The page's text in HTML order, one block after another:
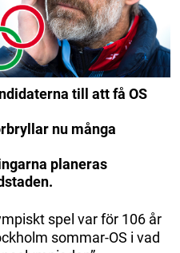
till att få OS
nu många
planeras
spel var för 106 år
sommar-OS i vad